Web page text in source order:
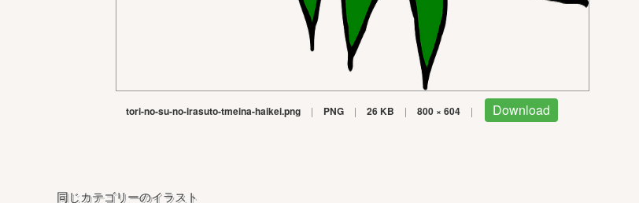
tori-no-su-no-irasuto-tmeina-haikei.png | PNG | 26 KB | 800 × 604 | Download
同じカテゴリーのイラスト